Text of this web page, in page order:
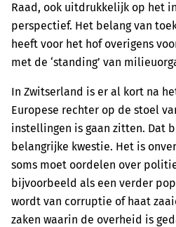
Raad, ook uitdrukkelijk op het
perspectief. Het belang van
heeft voor het hof overigens
met de ‘standing’ van
In Zwitserland is er al kort na
Europese rechter op de stoel
instellingen is gaan zitten. Dat
belangrijke kwestie. Het is
soms moet oordelen over
bijvoorbeeld als een verder
wordt van corruptie of haat
zaken waarin de overheid is